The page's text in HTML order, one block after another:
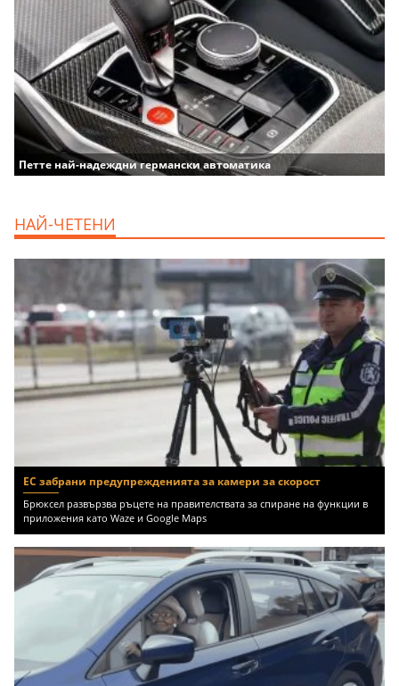
Петте най-надеждни германски автоматика
НАЙ-ЧЕТЕНИ
ЕС забрани предупрежденията за камери за скорост
Брюксел развързва ръцете на правителствата за спиране на функции в
приложения като Waze и Google Maps